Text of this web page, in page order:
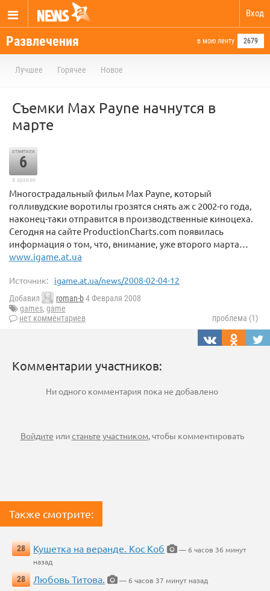
Вход
Развлечения в мою ленту 2679
Лучшее Горячее Новое
Съемки Max Payne начнутся в
марте
отметили
6
в архиве
Многострадальный фильм Max Payne, который
голливудские воротилы грозятся снять аж с 2002-го года,
наконец-таки отправится в производственные киноцеха.
Сегодня на сайте ProductionCharts.com появилась
информация о том, что, внимание, уже второго марта…
www.igame.at.ua
Источник: igame.at.ua/news/2008-02-04-12
Добавил roman-b4 Февраля 2008
games, game
нет комментариев
проблема (1)
Комментарии участников:
Ни одного комментария пока не добавлено
Войдите илистаньте участником, чтобы комментировать
Также смотрите:
28 Кушетка на веранде. Кос Коб
— 6 часов 36 минут
назад
28
Любовь Титова.
— 6 часов 37 минут назад